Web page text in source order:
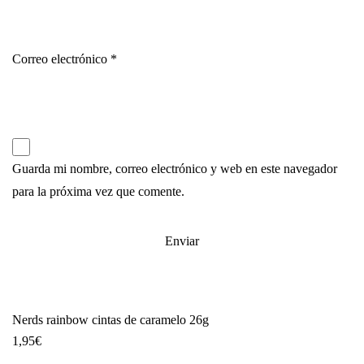
Correo electrónico *
Guarda mi nombre, correo electrónico y web en este navegador
para la próxima vez que comente.
Nerds rainbow cintas de caramelo 26g
1,95€